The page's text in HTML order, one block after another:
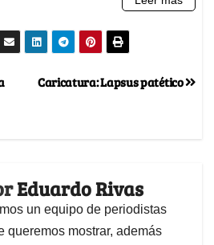
Caricatura: Lapsus patético
Eduardo Rivas
un equipo de periodistas
queremos mostrar, además